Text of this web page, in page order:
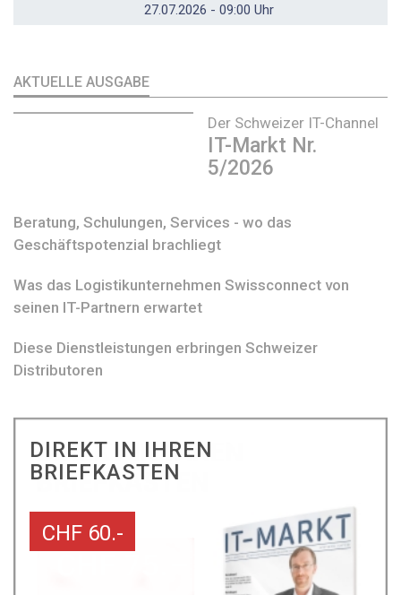
27.07.2026 - 09:00 Uhr
AKTUELLE AUSGABE
Der Schweizer IT-Channel
IT-Markt Nr.
5/2026
Beratung, Schulungen, Services - wo das
Geschäftspotenzial brachliegt
Was das Logistikunternehmen Swissconnect von
seinen IT-Partnern erwartet
Diese Dienstleistungen erbringen Schweizer
Distributoren
DIREKT IN IHREN
BRIEFKASTEN
CHF 60.-